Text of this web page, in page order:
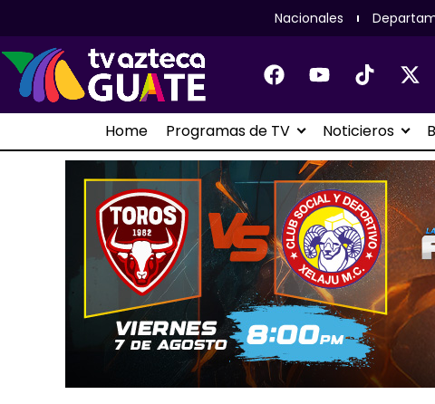
Nacionales
Home Programas de TV Noticieros